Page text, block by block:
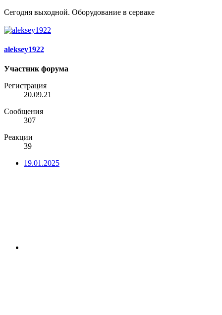
Сегодня выходной. Оборудование в серваке
aleksey1922
Участник форума
Регистрация
20.09.21
Сообщения
307
Реакции
39
19.01.2025